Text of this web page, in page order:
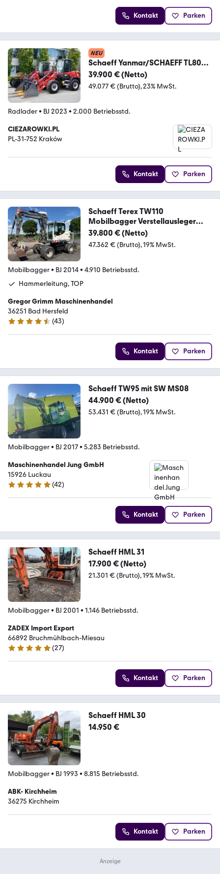
Kontakt Parken
NEU
Schaeff Yanmar/SCHAEFF TL80
Wheel Loader / 2023 / 2000 H
39.900 € (Netto)
49.077 € (Brutto) 23% MwSt.
Radlader• BJ 2023 • 2.000 Betriebsstd.
CIEZAROWKI.PL
PL-31-752 Kraków
Kontakt Parken
Schaeff Terex TW110
Mobilbagger Verstellausleger
Klima
39.800 € (Netto)
47.362 € (Brutto) 19% MwSt.
Mobilbagger• BJ 2014• 4.910 Betriebsstd.
Hammerleitung, TOP
Gregor Grimm Maschinenhandel
36251 Bad Hersfeld
4.5 Sterne
(43)
Kontakt Parken
Schaeff TW95 mit SW MS08
44.900 € (Netto)
53.431 € (Brutto) 19% MwSt.
Mobilbagger• BJ 2017• 5.283 Betriebsstd.
Maschinenhandel Jung GmbH
15926 Luckau
5 Sterne
(42)
Kontakt Parken
Schaeff HML 31
17.900 € (Netto)
21.301 € (Brutto) 19% MwSt.
Mobilbagger• BJ 2001 • 1.146 Betriebsstd.
ZADEX Import Export
66892 Bruchmühlbach-Miesau
5 Sterne
(27)
Kontakt Parken
Schaeff HML 30
14.950 €
Mobilbagger• BJ 1993 • 8.815 Betriebsstd.
ABK- Kirchheim
36275 Kirchheim
Kontakt Parken